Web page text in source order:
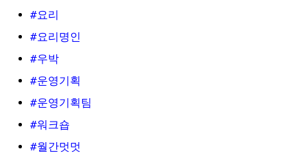
#요리
#요리명인
#우박
#운영기획
#운영기획팀
#워크숍
#월간멋멋